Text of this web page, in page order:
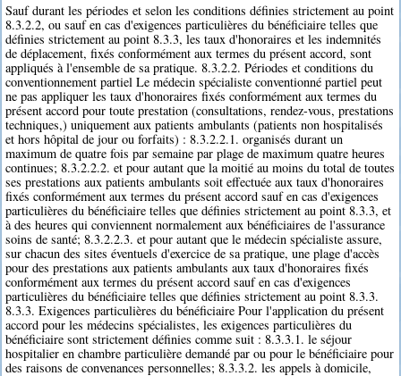
Sauf durant les périodes et selon les conditions définies strictement au point
8.3.2.2, ou sauf en cas d'exigences particulières du bénéficiaire telles que
définies strictement au point 8.3.3, les taux d'honoraires et les indemnités
de déplacement, fixés conformément aux termes du présent accord, sont
appliqués à l'ensemble de sa pratique. 8.3.2.2. Périodes et conditions du
conventionnement partiel Le médecin spécialiste conventionné partiel peut
ne pas appliquer les taux d'honoraires fixés conformément aux termes du
présent accord pour toute prestation (consultations, rendez-vous, prestations
techniques,) uniquement aux patients ambulants (patients non hospitalisés
et hors hôpital de jour ou forfaits) : 8.3.2.2.1. organisés durant un
maximum de quatre fois par semaine par plage de maximum quatre heures
continues; 8.3.2.2.2. et pour autant que la moitié au moins du total de toutes
ses prestations aux patients ambulants soit effectuée aux taux d'honoraires
fixés conformément aux termes du présent accord sauf en cas d'exigences
particulières du bénéficiaire telles que définies strictement au point 8.3.3, et
à des heures qui conviennent normalement aux bénéficiaires de l'assurance
soins de santé; 8.3.2.2.3. et pour autant que le médecin spécialiste assure,
sur chacun des sites éventuels d'exercice de sa pratique, une plage d'accès
pour des prestations aux patients ambulants aux taux d'honoraires fixés
conformément aux termes du présent accord sauf en cas d'exigences
particulières du bénéficiaire telles que définies strictement au point 8.3.3.
8.3.3. Exigences particulières du bénéficiaire Pour l'application du présent
accord pour les médecins spécialistes, les exigences particulières du
bénéficiaire sont strictement définies comme suit : 8.3.3.1. le séjour
hospitalier en chambre particulière demandé par ou pour le bénéficiaire pour
des raisons de convenances personnelles; 8.3.3.2. les appels à domicile,